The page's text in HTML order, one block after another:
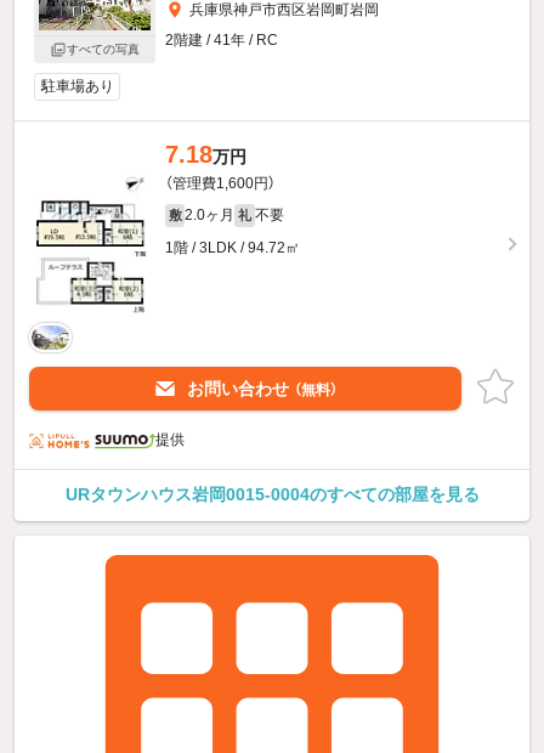
すべての写真
兵庫県神戸市西区岩岡町岩岡
2階建 / 41年 / RC
駐車場あり
7.18万円
（管理費1,600円）
敷 2.0ヶ月 礼 不要
1階 / 3LDK / 94.72㎡
お問い合わせ （無料）
提供
URタウンハウス岩岡0015-0004のすべての部屋を見る